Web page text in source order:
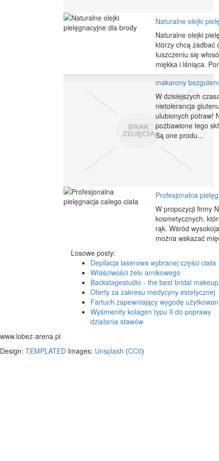
Naturalne olejki
Naturalne olejki
którzy chcą zadbać
łuszczeniu się
miękka i lśniąca.
makarony
W dzisiejszych
nietolerancja
ulubionych potraw!
pozbawione tego
Są one produ...
Profesjonalna
W propozycji firmy
kosmetycznych,
rąk. Wśród
można wskazać
Losowe posty:
Depilacja laserowa wybranej części ciała
Właściwości żelu arnikowego
Backstagestudio - the best bridal makeup
Oferty za zakresu medycyny estetycznej
Fartuch zapewniający wygodę
Wyśmienity kolagen typu II do poprawy
działania stawów
www.lobez-arena.pl
Design: TEMPLATED Images: Unsplash (CC0)